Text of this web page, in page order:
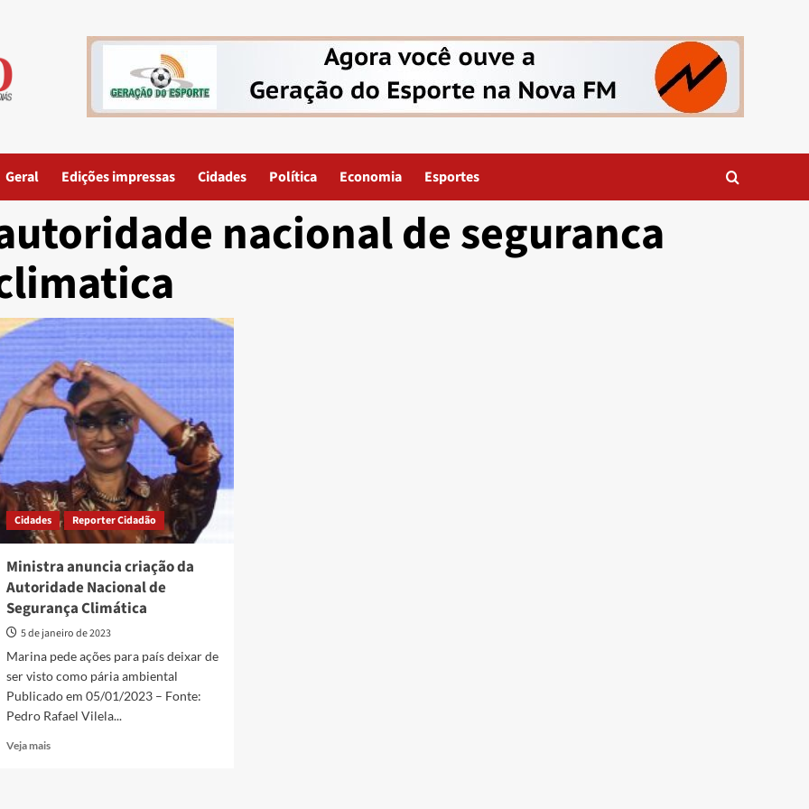
Geral Edições impressas Cidades Política Economia Esportes
nacional de seguranca
Cidades Reporter Cidadão
Ministra anuncia criação da
Autoridade Nacional de
Segurança Climática
5 de janeiro de 2023
Marina pede ações para país deixar de
ser visto como pária ambiental
Publicado em 05/01/2023 – Fonte:
Pedro Rafael Vilela...
Veja maisRead